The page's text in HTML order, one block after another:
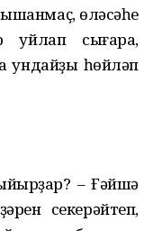
ышанмаҫ, өләсәһе
уйлап сығара,
ундайҙы һөйләп
– Ғәйшә
секерәйтеп,